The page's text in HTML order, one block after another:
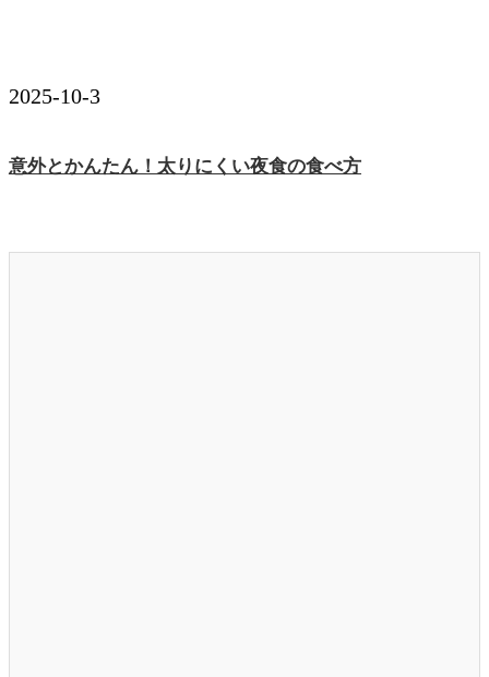
2025-10-3
意外とかんたん！太りにくい夜食の食べ方